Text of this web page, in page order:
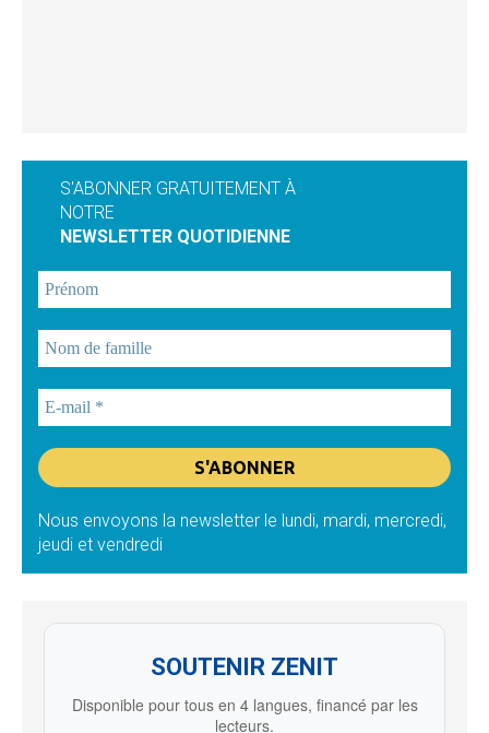
S'ABONNER GRATUITEMENT À
NOTRE
NEWSLETTER QUOTIDIENNE
Nous envoyons la newsletter le lundi, mardi, mercredi,
jeudi et vendredi
SOUTENIR ZENIT
Disponible pour tous en 4 langues, financé par les
lecteurs.